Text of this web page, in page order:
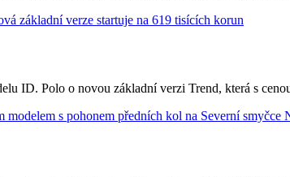
ID. Polo o novou základní verzi Trend, která s